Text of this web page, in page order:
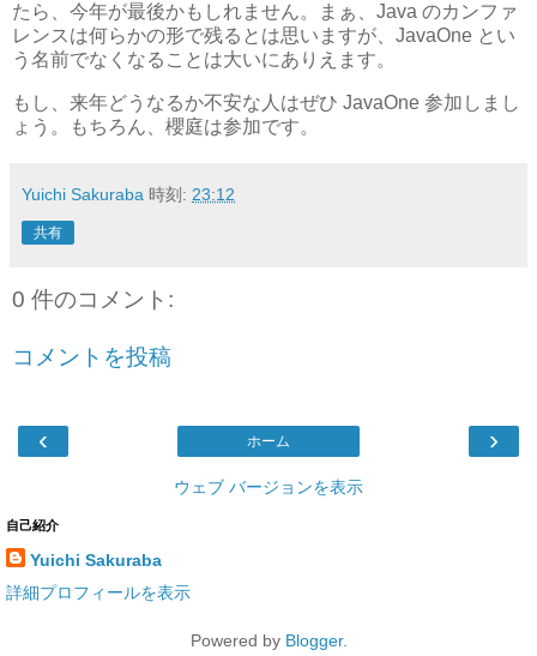
たら、今年が最後かもしれません。まぁ、Java のカンファ
レンスは何らかの形で残るとは思いますが、JavaOne とい
う名前でなくなることは大いにありえます。
もし、来年どうなるか不安な人はぜひ JavaOne 参加しまし
ょう。もちろん、櫻庭は参加です。
Yuichi Sakuraba 時刻: 23:12
共有
0 件のコメント:
コメントを投稿
‹ ›
ホーム
ウェブ バージョンを表示
自己紹介
Yuichi Sakuraba
詳細プロフィールを表示
Powered by Blogger.